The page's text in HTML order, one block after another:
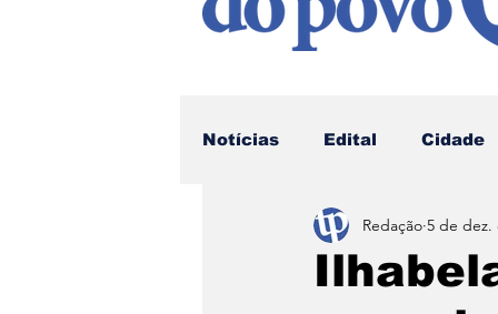
Notícias Edital Cidade
Educação
Redação 5 de dez.